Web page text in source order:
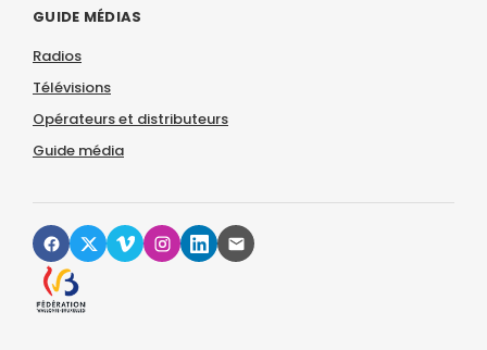
GUIDE MÉDIAS
Radios
Télévisions
Opérateurs et distributeurs
Guide média